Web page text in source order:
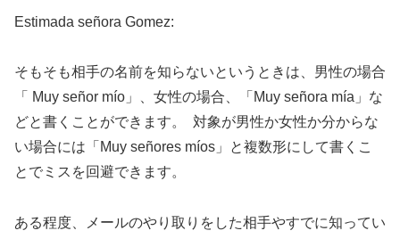
Estimada señora Gomez:
そもそも相手の名前を知らないというときは、男性の場合
「 Muy señor mío」、女性の場合、「Muy señora mía」な
どと書くことができます。 対象が男性か女性か分からな
い場合には「Muy señores míos」と複数形にして書くこ
とでミスを回避できます。
ある程度、メールのやり取りをした相手やすでに知ってい